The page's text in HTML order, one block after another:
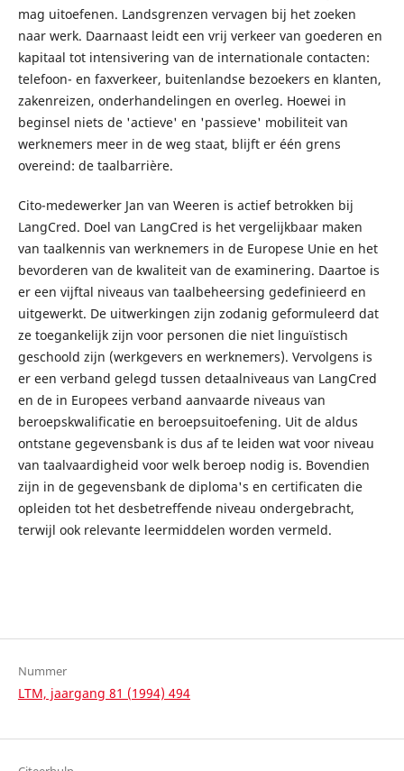
mag uitoefenen. Landsgrenzen vervagen bij het zoeken
naar werk. Daarnaast leidt een vrij verkeer van goederen en
kapitaal tot intensivering van de internationale contacten:
telefoon- en faxverkeer, buitenlandse bezoekers en klanten,
zakenreizen, onderhandelingen en overleg. Hoewei in
beginsel niets de 'actieve' en 'passieve' mobiliteit van
werknemers meer in de weg staat, blijft er één grens
overeind: de taalbarrière.
Cito-medewerker Jan van Weeren is actief betrokken bij
LangCred. Doel van LangCred is het vergelijkbaar maken
van taalkennis van werknemers in de Europese Unie en het
bevorderen van de kwaliteit van de examinering. Daartoe is
er een vijftal niveaus van taalbeheersing gedefinieerd en
uitgewerkt. De uitwerkingen zijn zodanig geformuleerd dat
ze toegankelijk zijn voor personen die niet linguïstisch
geschoold zijn (werkgevers en werknemers). Vervolgens is
er een verband gelegd tussen detaalniveaus van LangCred
en de in Europees verband aanvaarde niveaus van
beroepskwalificatie en beroepsuitoefening. Uit de aldus
ontstane gegevensbank is dus af te leiden wat voor niveau
van taalvaardigheid voor welk beroep nodig is. Bovendien
zijn in de gegevensbank de diploma's en certificaten die
opleiden tot het desbetreffende niveau ondergebracht,
terwijl ook relevante leermiddelen worden vermeld.
Nummer
LTM, jaargang 81 (1994) 494